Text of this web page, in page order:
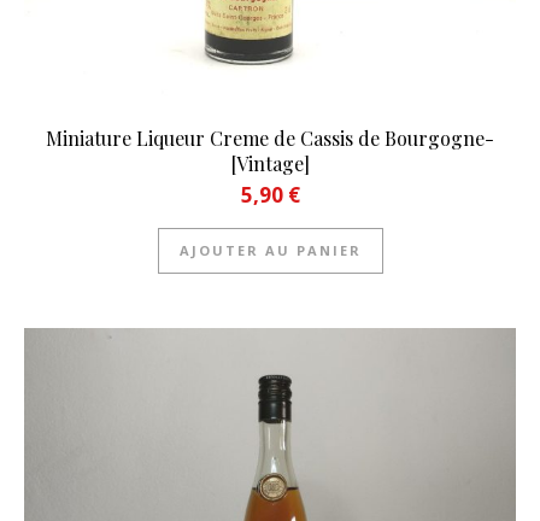
Miniature Liqueur Creme de Cassis de Bourgogne-
[Vintage]
5,90 €
AJOUTER AU PANIER